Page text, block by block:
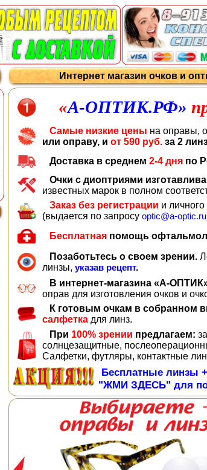
Интернет магазин очков и
«А-ОПТИК.РФ»
Самые низкие цены на оправы,
или оправу, и от 590 руб. за 2
Доставка в среднем 2-4 дня по
Очки с диоптриями
известных марок в полном
Заказ без регистрации и
(выдается по запросу optic@a-optic.ru
Бесплатная помощь
Позаботьтесь о своем зрении.
линзы, указав рецепт.
В интернет-магазина «А-
оправ для изготовления очков и
К готовым очкам в собранном
салфетка для линз.
При 100% зрении предлагаем:
солнцезащитные,
Салфетки, футляры, контактные
Бесплатные линзы
"ЖМИ ЗДЕСЬ" для